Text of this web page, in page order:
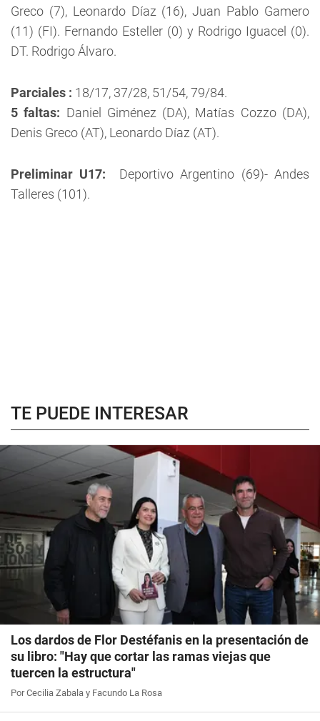
Greco (7), Leonardo Díaz (16), Juan Pablo Gamero
(11) (FI). Fernando Esteller (0) y Rodrigo Iguacel (0).
DT. Rodrigo Álvaro.
Parciales : 18/17, 37/28, 51/54, 79/84.
5 faltas: Daniel Giménez (DA), Matías Cozzo (DA),
Denis Greco (AT), Leonardo Díaz (AT).
Preliminar U17: Deportivo Argentino (69)- Andes
Talleres (101).
TE PUEDE INTERESAR
Los dardos de Flor Destéfanis en la presentación de
su libro: "Hay que cortar las ramas viejas que
tuercen la estructura"
Por Cecilia Zabala y Facundo La Rosa